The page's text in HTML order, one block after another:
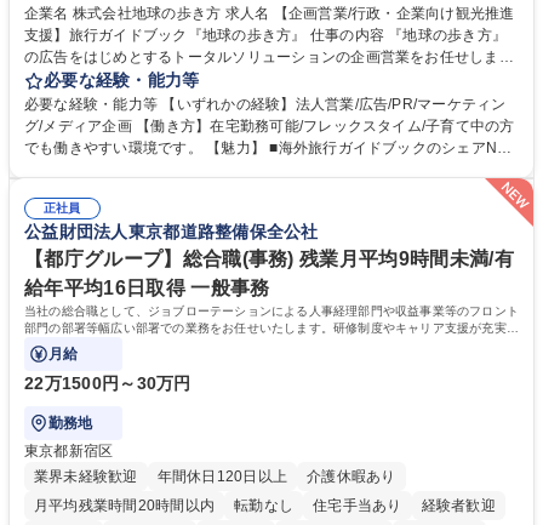
企業名 株式会社地球の歩き方 求人名 【企画営業/行政・企業向け観光推進
支援】旅行ガイドブック『地球の歩き方』 仕事の内容 『地球の歩き方』
の広告をはじめとするトータルソリューションの企画営業をお任せしま
す。クライアントは、観光（海外旅行、国内旅行、インバウンド）で地域
や事業を推進したい国内外の行政や企業です。 【業務詳細】■『地球の歩
き方』は海外旅行ガイドブックのNo.1ブランドであり、国内旅行において
も牽引しております。観光推進支援においても、業界を牽引する意欲的な
国策事業です。「GOOD LUCK TRIP」は、海外旅行ガイドブックと同様
に、インバウンドのトップブランドに成長しております■旅が業務であ
り、日常です。旅好きにはこれ以上ない環境です 募集職種 【企画営業/行
政・企業向け観光推進支援】旅行ガイドブック『地球の歩き方』
必要な経験・能力等
必要な経験・能力等 【いずれかの経験】法人営業/広告/PR/マーケティン
グ/メディア企画 【働き方】在宅勤務可能/フレックスタイム/子育て中の方
でも働きやすい環境です。 【魅力】 ■海外旅行ガイドブックのシェアNo.1
ることが可能です。 ■国内旅行ガイドブックは立ち上げ間もない新規事業
であり、「地球の歩き方」としてどう取り組むか、共に形を作るコアメン
バーとして活躍いただきます。 学歴・資格 学歴：大学院 大学 語学力： 資
格：
正社員
公益財団法人東京都道路整備保全公社
【都庁グループ】総合職(事務) 残業月平均9時間未満/有
給年平均16日取得 一般事務
当社の総合職として、ジョブローテーションによる人事経理部門や収益事業等のフロント
部門の部署等幅広い部署での業務をお任せいたします。研修制度やキャリア支援が充実し
ております！ ※下記業務詳細
月給
22万1500円～30万円
勤務地
東京都新宿区
業界未経験歓迎
年間休日120日以上
介護休暇あり
月平均残業時間20時間以内
転勤なし 住宅手当あり
経験者歓迎